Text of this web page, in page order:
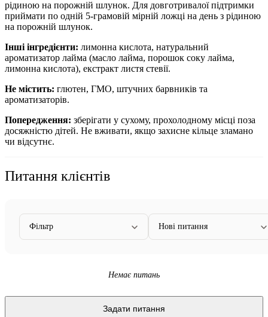
рідиною на порожній шлунок. Для довготривалої підтримки
приймати по одній 5-грамовій мірній ложці на день з рідиною
на порожній шлунок.
Інші інгредієнти: лимонна кислота, натуральний
ароматизатор лайма (масло лайма, порошок соку лайма,
лимонна кислота), екстракт листя стевії.
Не містить: глютен, ГМО, штучних барвників та
ароматизаторів.
Попередження: зберігати у сухому, прохолодному місці поза
досяжністю дітей. Не вживати, якщо захисне кільце зламано
чи відсутнє.
Питання клієнтів
Фільтр Нові питання
Немає питань
Задати питання